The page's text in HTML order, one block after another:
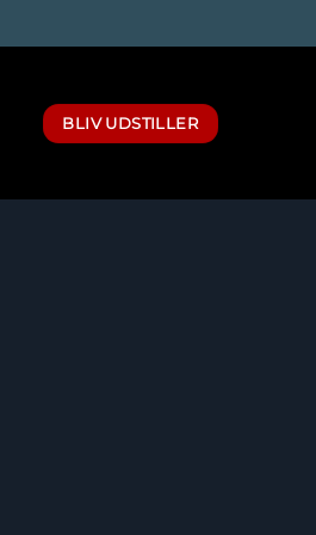
BLIV UDSTILLER